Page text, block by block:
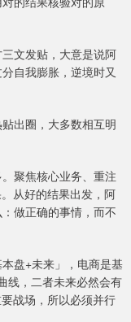
文发贴，大意是说阿
自我膨胀，逆境时又
出圈，大多数相互明
聚焦核心业务、重注
从好的结果出发，阿
做正确的事情，而不
盘+未来」，电商是基
线，二者未来必然会有
战场，所以必须并行